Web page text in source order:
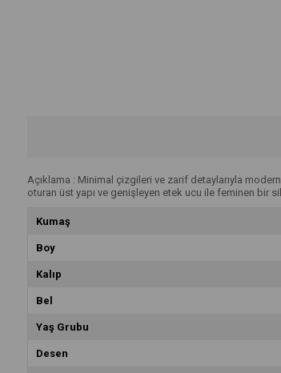
Açıklama : Minimal çizgileri ve zarif detaylarıyla
oturan üst yapı ve genişleyen etek ucu ile feminen bir
Kumaş
Boy
Kalıp
Bel
Yaş Grubu
Desen